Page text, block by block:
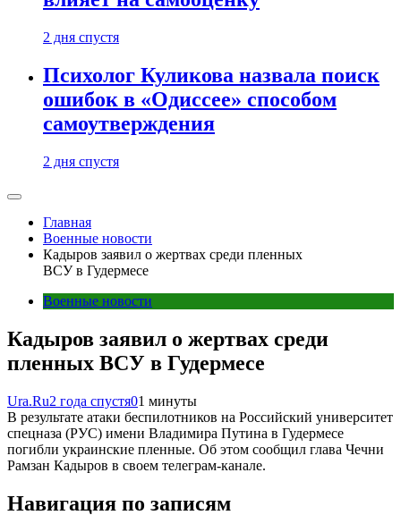
2 дня спустя
Психолог Куликова назвала поиск
ошибок в «Одиссее» способом
самоутверждения
2 дня спустя
Главная
Военные новости
Кадыров заявил о жертвах среди пленных
ВСУ в Гудермесе
Военные новости
Кадыров заявил о жертвах среди
пленных ВСУ в Гудермесе
Ura.Ru2 года спустя01 минуты
В результате атаки беспилотников на Российский университет
спецназа (РУС) имени Владимира Путина в Гудермесе
погибли украинские пленные. Об этом сообщил глава Чечни
Рамзан Кадыров в своем телеграм-канале.
Навигация по записям